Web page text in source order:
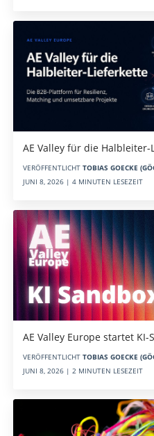
AE Valley für die
VERÖFFENTLICHT TOBIAS GOECKE
JUNI 8, 2026 | 4 MINUTEN LESEZEIT
AE Valley Europe startet
VERÖFFENTLICHT TOBIAS GOECKE
JUNI 8, 2026 | 2 MINUTEN LESEZEIT